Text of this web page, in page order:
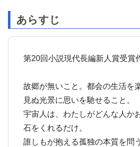
あらすじ
第20回小説現代長編新人賞受賞
故郷が無いこと。都会の生活を
見ぬ光景に思いを馳せること。
宇宙人は、わたしがどんな人か
石をくれるだけ。
誰しもが抱える孤独の本質を問